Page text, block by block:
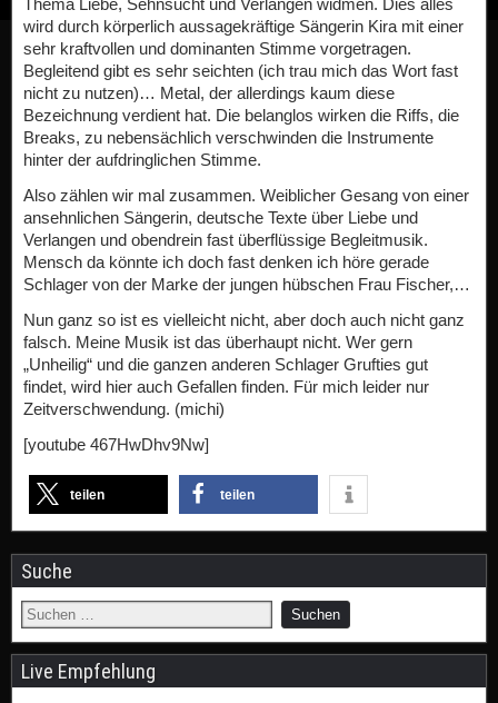
Thema Liebe, Sehnsucht und Verlangen widmen. Dies alles
wird durch körperlich aussagekräftige Sängerin Kira mit einer
sehr kraftvollen und dominanten Stimme vorgetragen.
Begleitend gibt es sehr seichten (ich trau mich das Wort fast
nicht zu nutzen)… Metal, der allerdings kaum diese
Bezeichnung verdient hat. Die belanglos wirken die Riffs, die
Breaks, zu nebensächlich verschwinden die Instrumente
hinter der aufdringlichen Stimme.
Also zählen wir mal zusammen. Weiblicher Gesang von einer
ansehnlichen Sängerin, deutsche Texte über Liebe und
Verlangen und obendrein fast überflüssige Begleitmusik.
Mensch da könnte ich doch fast denken ich höre gerade
Schlager von der Marke der jungen hübschen Frau Fischer,…
Nun ganz so ist es vielleicht nicht, aber doch auch nicht ganz
falsch. Meine Musik ist das überhaupt nicht. Wer gern
„Unheilig“ und die ganzen anderen Schlager Grufties gut
findet, wird hier auch Gefallen finden. Für mich leider nur
Zeitverschwendung. (michi)
[youtube 467HwDhv9Nw]
teilen teilen
Suche
Live Empfehlung